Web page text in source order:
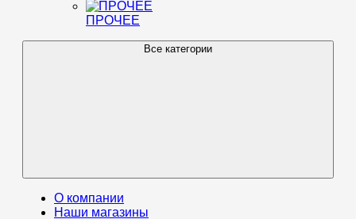
ПРОЧЕЕ
Все категории
О компании
Наши магазины